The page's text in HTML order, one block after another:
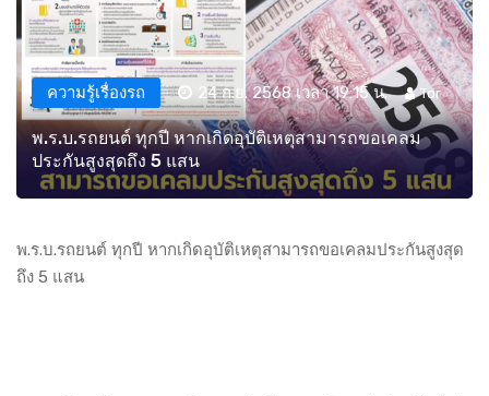
ความรู้เรื่องรถ 24 ก.ย. 2568 เวลา 19:15 น. Tor
พ.ร.บ.รถยนต์ ทุกปี หากเกิดอุบัติเหตุสามารถขอเคลม
ประกันสูงสุดถึง 5 แสน
พ.ร.บ.รถยนต์ ทุกปี หากเกิดอุบัติเหตุสามารถขอเคลมประกันสูงสุด
ถึง 5 แสน